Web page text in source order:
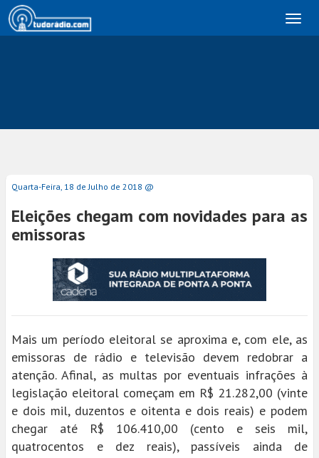
Quarta-Feira, 18 de Julho de 2018 @
Eleições chegam com novidades para as
emissoras
Mais um período eleitoral se aproxima e, com ele, as
emissoras de rádio e televisão devem redobrar a
atenção. Afinal, as multas por eventuais infrações à
legislação eleitoral começam em R$ 21.282,00 (vinte
e dois mil, duzentos e oitenta e dois reais) e podem
chegar até R$ 106.410,00 (cento e seis mil,
quatrocentos e dez reais), passíveis ainda de